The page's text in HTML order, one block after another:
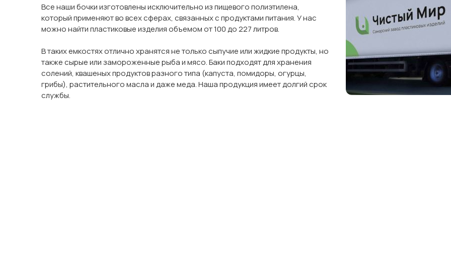
Все наши бочки изготовлены исключительно из пищевого полиэтилена,
который применяют во всех сферах, связанных с продуктами питания. У нас
можно найти пластиковые изделия объемом от 100 до 227 литров.
В таких емкостях отлично хранятся не только сыпучие или жидкие продукты, но
также сырые или замороженные рыба и мясо. Баки подходят для хранения
солений, квашеных продуктов разного типа (капуста, помидоры, огурцы,
грибы), растительного масла и даже меда. Наша продукция имеет долгий срок
службы.